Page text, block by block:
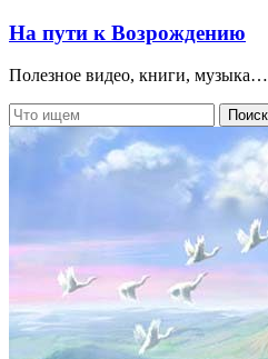
На пути к Возрождению
Полезное видео, книги, музыка…